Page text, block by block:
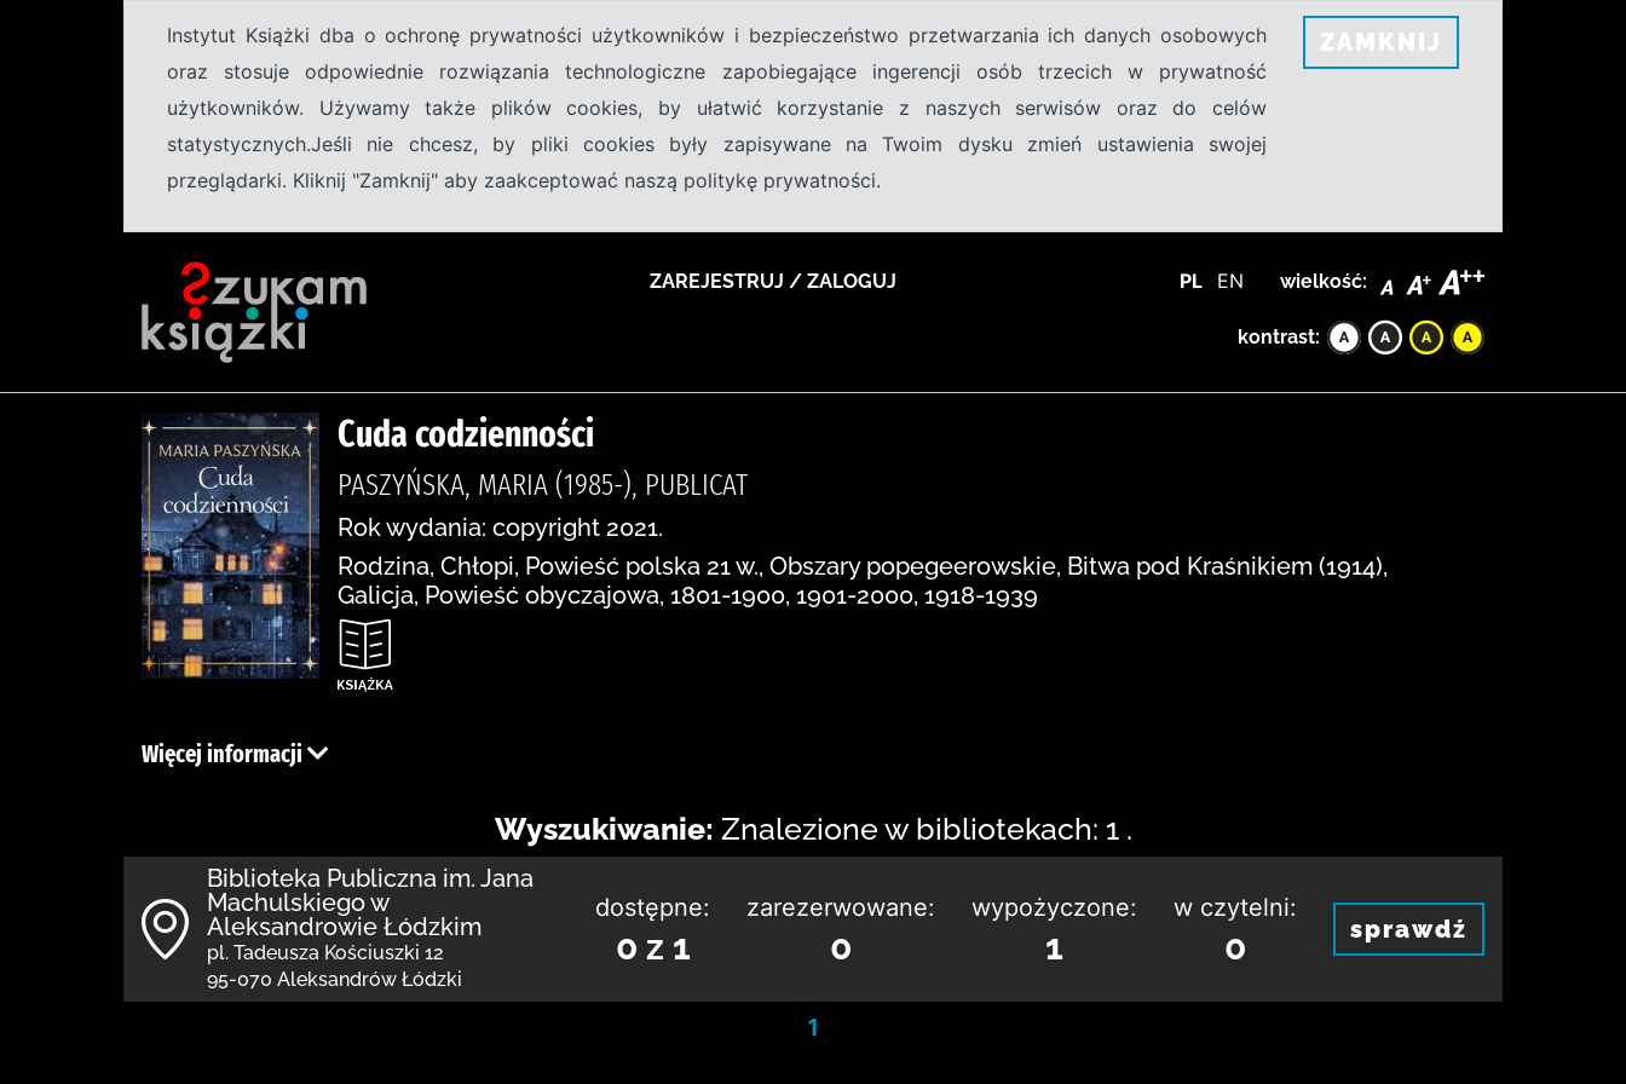
Instytut Książki dba o ochronę prywatności użytkowników i bezpieczeństwo przetwarzania ich danych osobowych
oraz stosuje odpowiednie rozwiązania technologiczne zapobiegające ingerencji osób trzecich w prywatność
użytkowników. Używamy także plików cookies, by ułatwić korzystanie z naszych serwisów oraz do celów
statystycznych.Jeśli nie chcesz, by pliki cookies były zapisywane na Twoim dysku zmień ustawienia swojej
przeglądarki. Kliknij "Zamknij" aby zaakceptować naszą politykę prywatności.
ZAMKNIJ
ZAREJESTRUJ / ZALOGUJ PL EN wielkość:
kontrast:
Cuda codzienności
PASZYŃSKA, MARIA (1985-), PUBLICAT
Rok wydania: copyright 2021.
Rodzina, Chłopi, Powieść polska 21 w., Obszary popegeerowskie, Bitwa pod Kraśnikiem (1914),
Galicja, Powieść obyczajowa, 1801-1900, 1901-2000, 1918-1939
Więcej informacji
Wyszukiwanie: Znalezione w bibliotekach: 1 .
Biblioteka Publiczna im. Jana
Machulskiego w
Aleksandrowie Łódzkim
pl. Tadeusza Kościuszki 12
95-070 Aleksandrów Łódzki
dostępne:
0 z 1
zarezerwowane:
0
wypożyczone:
1
w czytelni:
0 sprawdź
1